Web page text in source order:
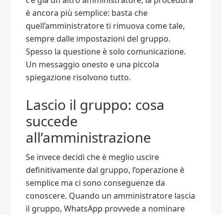
è ancora più semplice: basta che
quell’amministratore ti rimuova come tale,
sempre dalle impostazioni del gruppo.
Spesso la questione è solo comunicazione.
Un messaggio onesto e una piccola
spiegazione risolvono tutto.
Lascio il gruppo: cosa
succede
all’amministrazione
Se invece decidi che è meglio uscire
definitivamente dal gruppo, l’operazione è
semplice ma ci sono conseguenze da
conoscere. Quando un amministratore lascia
il gruppo, WhatsApp provvede a nominare